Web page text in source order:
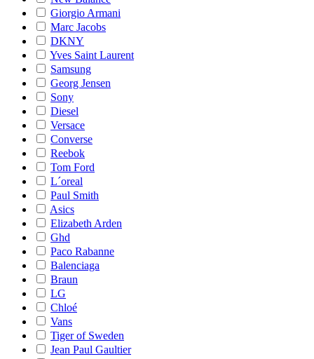
Giorgio Armani
Marc Jacobs
DKNY
Yves Saint Laurent
Samsung
Georg Jensen
Sony
Diesel
Versace
Converse
Reebok
Tom Ford
L´oreal
Paul Smith
Asics
Elizabeth Arden
Ghd
Paco Rabanne
Balenciaga
Braun
LG
Chloé
Vans
Tiger of Sweden
Jean Paul Gaultier